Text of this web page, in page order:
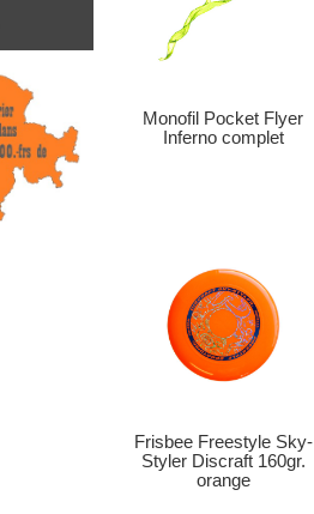
Monofil Pocket Flyer
Inferno complet
Frisbee Freestyle Sky-
Styler Discraft 160gr.
orange